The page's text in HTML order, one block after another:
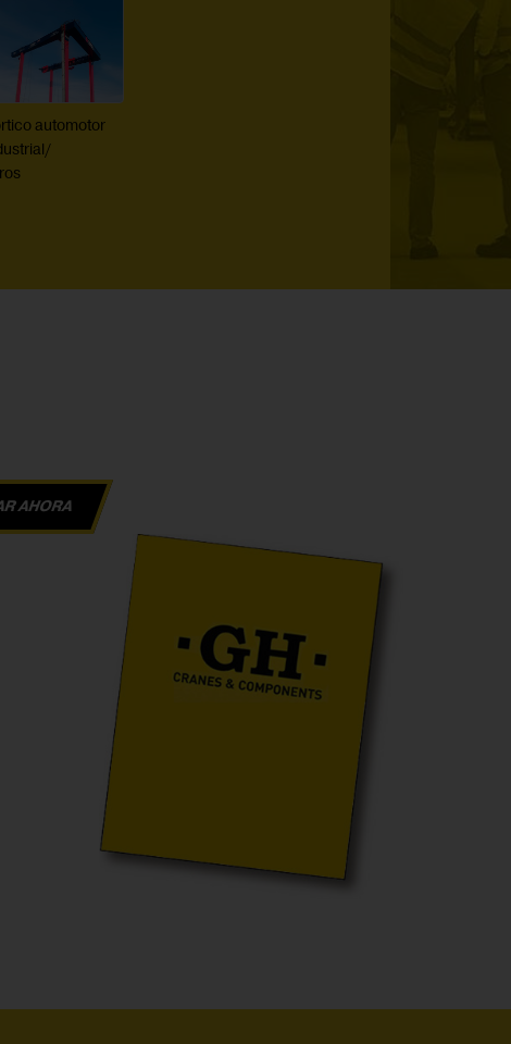
automotor
AHORA